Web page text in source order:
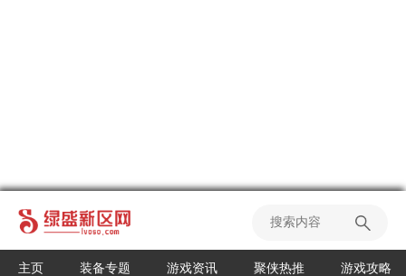
主页 装备专题 游戏资讯 聚侠热推 游戏攻略